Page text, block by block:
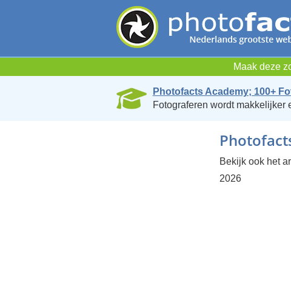
Maak deze
Photofacts Academy; 100+
Fotograferen wordt makkelijker
Bekijk ook het
2026